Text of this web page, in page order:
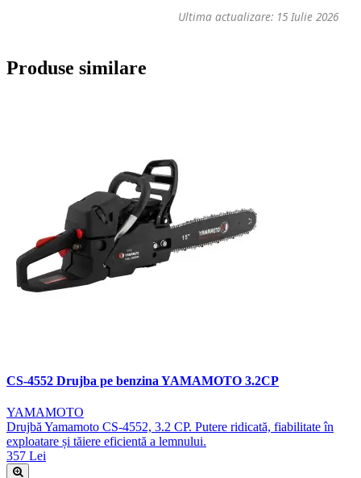
Ultima actualizare: 15 Iulie 2026
Produse similare
CS-4552 Drujba pe benzina YAMAMOTO 3.2CP
YAMAMOTO
Drujbă Yamamoto CS-4552, 3.2 CP. Putere ridicată, fiabilitate în
exploatare și tăiere eficientă a lemnului.
357 Lei